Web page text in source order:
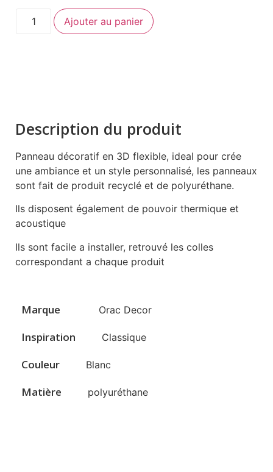
Ajouter au panier
Description du produit
Panneau décoratif en 3D flexible, ideal pour crée
une ambiance et un style personnalisé, les panneaux
sont fait de produit recyclé et de polyuréthane.
Ils disposent également de pouvoir thermique et
acoustique
Ils sont facile a installer, retrouvé les colles
correspondant a chaque produit
Marque Orac Decor
Inspiration Classique
Couleur Blanc
Matière polyuréthane